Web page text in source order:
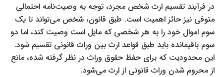
در فرآیند تقسیم ارث شخص مجرد، توجه به وصیت‌نامه احتمالی
متوفی نیز حائز اهمیت است. طبق قانون، شخص می‌تواند تا یک
سوم اموال خود را به هر شخصی که مایل است وصیت کند، اما دو
سوم باقیمانده باید طبق قواعد ارث بین وراث قانونی تقسیم شود.
این محدودیت که برای حفظ حقوق وراث در نظر گرفته شده، مانع
از محروم شدن وراث قانونی از ارث می‌شود.